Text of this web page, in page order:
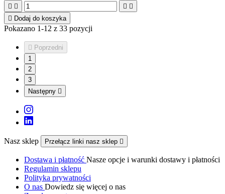
   
 Dodaj do koszyka
Pokazano 1-12 z 33 pozycji
 Poprzedni
1
2
3
Następny 
Nasz sklep Przełącz linki nasz sklep 
Dostawa i płatność Nasze opcje i warunki dostawy i płatności
Regulamin sklepu
Polityka prywatności
O nas Dowiedz się więcej o nas